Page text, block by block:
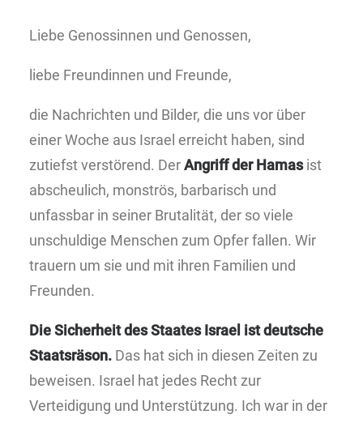
Liebe Genossinnen und Genossen,
liebe Freundinnen und Freunde,
die Nachrichten und Bilder, die uns vor über
einer Woche aus Israel erreicht haben, sind
zutiefst verstörend. DerAngriff der Hamasist
abscheulich, monströs, barbarisch und
unfassbar in seiner Brutalität, der so viele
unschuldige Menschen zum Opfer fallen. Wir
trauern um sie und mit ihren Familien und
Freunden.
Die Sicherheit des Staates Israel ist deutsche
Staatsräson. Das hat sich in diesen Zeiten zu
beweisen. Israel hat jedes Recht zur
Verteidigung und Unterstützung. Ich war in der